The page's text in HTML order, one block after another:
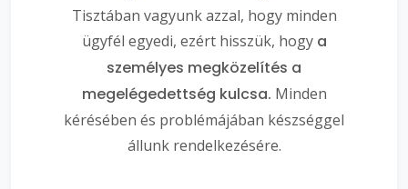
Tisztában vagyunk azzal, hogy minden
ügyfél egyedi, ezért hisszük, hogy a
személyes megközelítés a
megelégedettség kulcsa. Minden
kérésében és problémájában készséggel
állunk rendelkezésére.